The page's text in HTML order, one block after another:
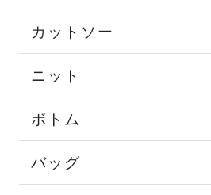
カットソー
ニット
ボトム
バッグ